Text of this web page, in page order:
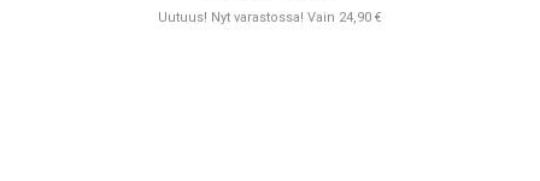
Uutuus! Nyt varastossa! Vain 24,90 €